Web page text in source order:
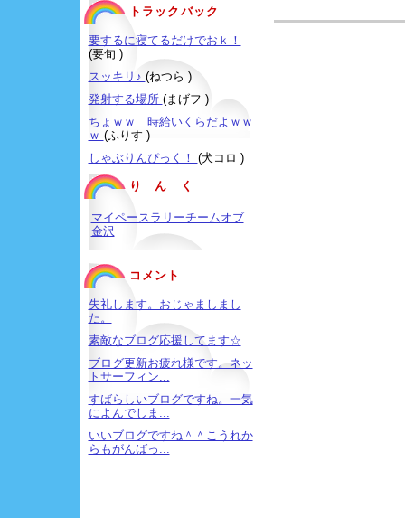
トラックバック
要するに寝てるだけでおｋ！
(要旬 )
スッキリ♪ (ねつら )
発射する場所 (まげフ )
ちょｗｗ 時給いくらだよｗｗ
ｗ (ふりす )
しゃぶりんぴっく！ (犬コロ )
り ん く
マイペースラリーチームオブ
金沢
コメント
失礼します。おじゃましまし
た。
素敵なブログ応援してます☆
ブログ更新お疲れ様です。ネッ
トサーフィン...
すばらしいブログですね。一気
によんでしま...
いいブログですね＾＾こうれか
らもがんばっ...